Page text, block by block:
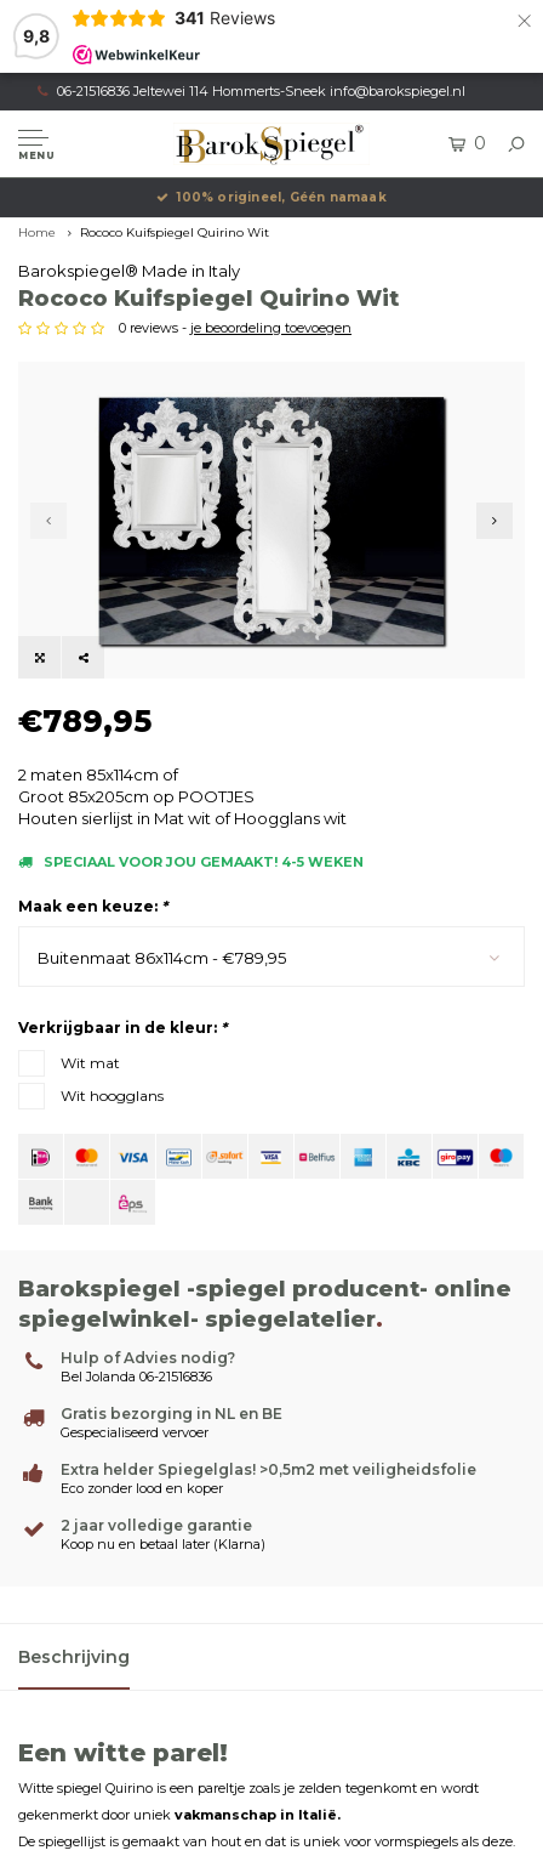
9,8
341 Reviews ×
06-21516836 Jeltewei 114 Hommerts-Sneek info@barokspiegel.nl
MENU
0
100% origineel, Géén namaak
Home Rococo Kuifspiegel Quirino Wit
Barokspiegel® Made in Italy
Rococo Kuifspiegel Quirino Wit
0 reviews - je beoordeling toevoegen
€789,95
2 maten 85x114cm of
Groot 85x205cm op POOTJES
Houten sierlijst in Mat wit of Hoogglans wit
SPECIAAL VOOR JOU GEMAAKT! 4-5 WEKEN
Maak een keuze: *
Buitenmaat 86x114cm - €789,95
Verkrijgbaar in de kleur: *
Wit mat
Wit hoogglans
Barokspiegel -spiegel producent- online
spiegelwinkel- spiegelatelier.
Hulp of Advies nodig?
Bel Jolanda 06-21516836
Gratis bezorging in NL en BE
Gespecialiseerd vervoer
Extra helder Spiegelglas! >0,5m2 met veiligheidsfolie
Eco zonder lood en koper
2 jaar volledige garantie
Koop nu en betaal later (Klarna)
Beschrijving
Een witte parel!
Witte spiegel Quirino is een pareltje zoals je zelden tegenkomt en wordt
gekenmerkt door uniek vakmanschap in Italië.
De spiegellijst is gemaakt van hout en dat is uniek voor vormspiegels als deze.